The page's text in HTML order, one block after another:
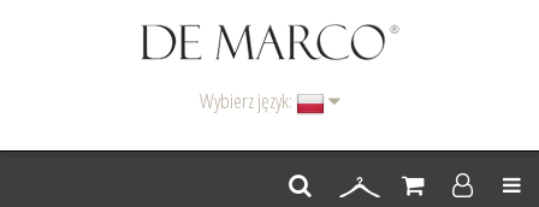
Wybierz język:
Menu